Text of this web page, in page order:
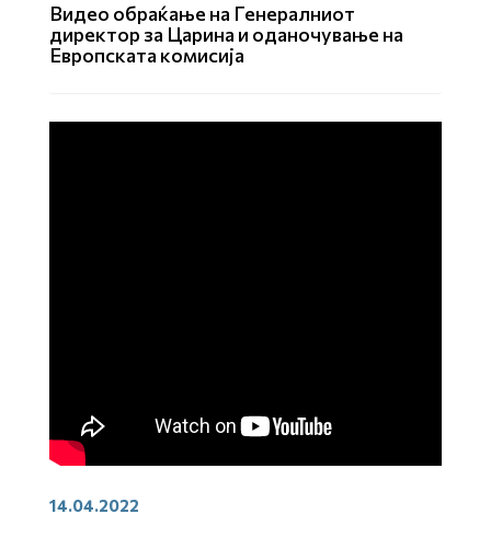
Видео обраќање на Генералниот
директор за Царина и оданочување на
Европската комисија
14.04.2022